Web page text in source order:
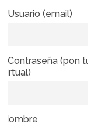
* Usuario (email)
* Contraseña (pon
virtual)
Nombre